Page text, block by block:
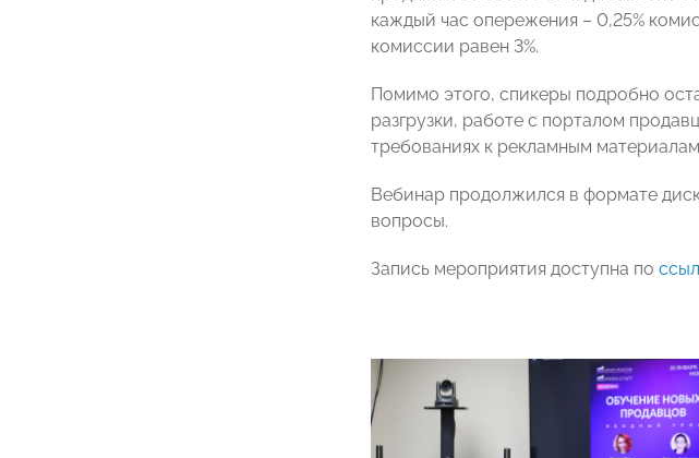
каждый час опережения – 0,25%
комиссии равен 3%.
Помимо этого, спикеры подробно
разгрузки, работе с порталом
требованиях к рекламным
Вебинар продолжился в формате
вопросы.
Запись мероприятия доступна по